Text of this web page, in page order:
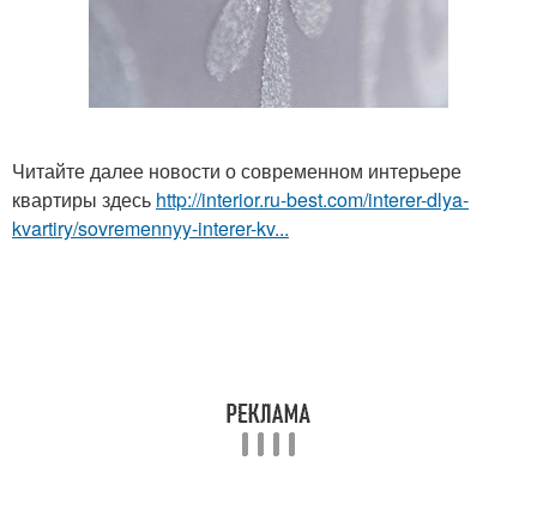
Читайте далее новости о современном интерьере
квартиры здесь http://interior.ru-best.com/interer-dlya-
kvartiry/sovremennyy-interer-kv...